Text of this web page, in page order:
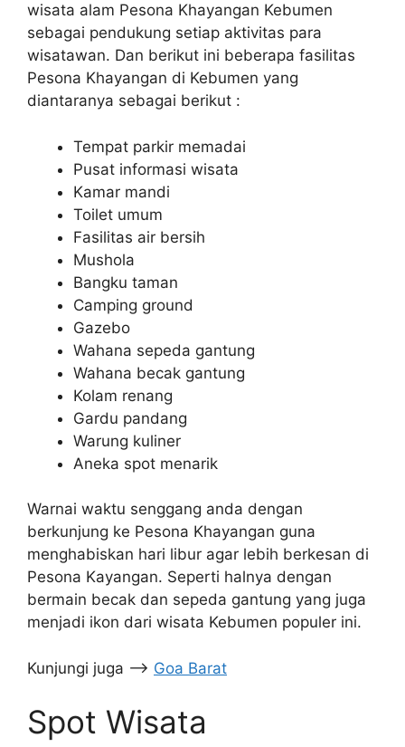
wisata alam Pesona Khayangan Kebumen
sebagai pendukung setiap aktivitas para
wisatawan. Dan berikut ini beberapa fasilitas
Pesona Khayangan di Kebumen yang
diantaranya sebagai berikut :
Tempat parkir memadai
Pusat informasi wisata
Kamar mandi
Toilet umum
Fasilitas air bersih
Mushola
Bangku taman
Camping ground
Gazebo
Wahana sepeda gantung
Wahana becak gantung
Kolam renang
Gardu pandang
Warung kuliner
Aneka spot menarik
Warnai waktu senggang anda dengan
berkunjung ke Pesona Khayangan guna
menghabiskan hari libur agar lebih berkesan di
Pesona Kayangan. Seperti halnya dengan
bermain becak dan sepeda gantung yang juga
menjadi ikon dari wisata Kebumen populer ini.
Kunjungi juga –> Goa Barat
Spot Wisata